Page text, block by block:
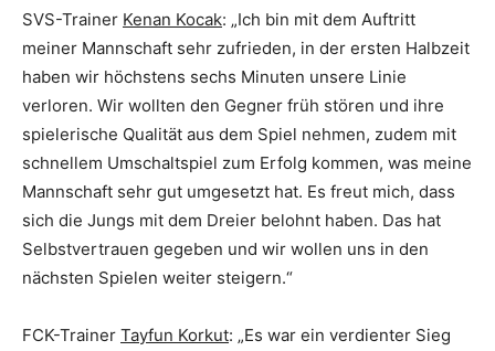
SVS-Trainer Kenan Kocak: „Ich bin mit dem Auftritt
meiner Mannschaft sehr zufrieden, in der ersten Halbzeit
haben wir höchstens sechs Minuten unsere Linie
verloren. Wir wollten den Gegner früh stören und ihre
spielerische Qualität aus dem Spiel nehmen, zudem mit
schnellem Umschaltspiel zum Erfolg kommen, was meine
Mannschaft sehr gut umgesetzt hat. Es freut mich, dass
sich die Jungs mit dem Dreier belohnt haben. Das hat
Selbstvertrauen gegeben und wir wollen uns in den
nächsten Spielen weiter steigern.“
FCK-Trainer Tayfun Korkut: „Es war ein verdienter Sieg